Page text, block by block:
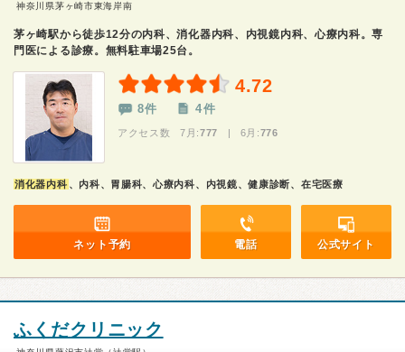
神奈川県茅ヶ崎市東海岸南
茅ヶ崎駅から徒歩12分の内科、消化器内科、内視鏡内科、心療内科。専
門医による診療。無料駐車場25台。
4.72
8件 4件
アクセス数 7月:777 | 6月:776
消化器内科 、内科、胃腸科、心療内科、内視鏡、健康診断、在宅医療
ネット予約 電話 公式サイト
ふくだクリニック